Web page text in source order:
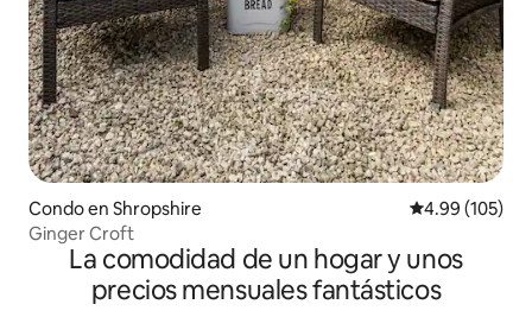
Condo en Shropshire Calificación
4.99 (105)
Ginger Croft
La comodidad de un hogar y unos
precios mensuales fantásticos